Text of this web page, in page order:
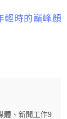
輕時的巔峰顏
體、新聞工作9